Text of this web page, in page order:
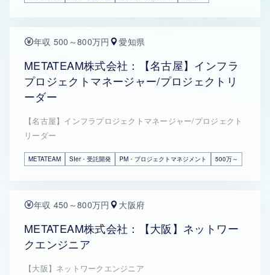
年収 500～800万円 愛知県
METATEAM株式会社：【名古屋】インフラ
プロジェクトマネージャー/プロジェクトリ
ーダー
【名古屋】インフラプロジェクトマネージャー/プロジェクト
リーダー
METATEAM SIer・受託開発 PM・プロジェクトマネジメント 500万～
年収 450～800万円 大阪府
METATEAM株式会社：【大阪】ネットワー
クエンジニア
【大阪】ネットワークエンジニア